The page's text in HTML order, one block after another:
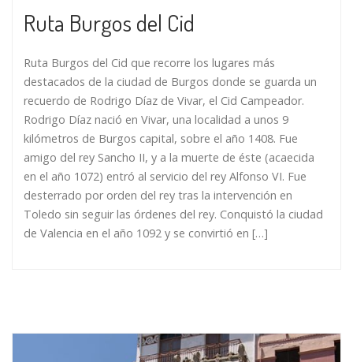
Ruta Burgos del Cid
Ruta Burgos del Cid que recorre los lugares más
destacados de la ciudad de Burgos donde se guarda un
recuerdo de Rodrigo Díaz de Vivar, el Cid Campeador.
Rodrigo Díaz nació en Vivar, una localidad a unos 9
kilómetros de Burgos capital, sobre el año 1408. Fue
amigo del rey Sancho II, y a la muerte de éste (acaecida
en el año 1072) entró al servicio del rey Alfonso VI. Fue
desterrado por orden del rey tras la intervención en
Toledo sin seguir las órdenes del rey. Conquistó la ciudad
de Valencia en el año 1092 y se convirtió en […]